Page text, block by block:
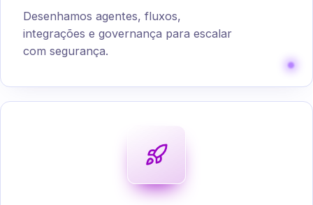
Desenhamos agentes, fluxos,
integrações e governança para escalar
com segurança.